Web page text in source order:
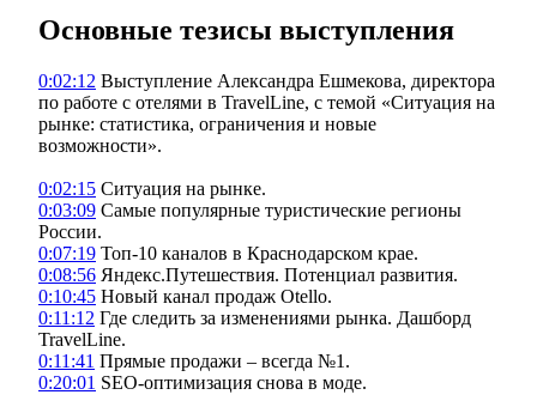
Основные тезисы выступления
0:02:12 Выступление Александра Ешмекова, директора
по работе с отелями в TravelLine, с темой «Ситуация на
рынке: статистика, ограничения и новые
возможности».
0:02:15 Ситуация на рынке.
0:03:09 Самые популярные туристические регионы
России.
0:07:19 Топ-10 каналов в Краснодарском крае.
0:08:56 Яндекс.Путешествия. Потенциал развития.
0:10:45 Новый канал продаж Otello.
0:11:12 Где следить за изменениями рынка. Дашборд
TravelLine.
0:11:41 Прямые продажи – всегда №1.
0:20:01 SEO-оптимизация снова в моде.